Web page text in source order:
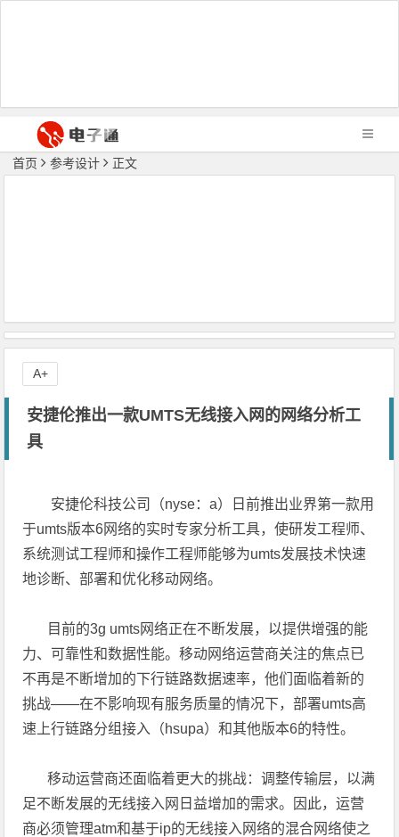
首页 参考设计 正文
安捷伦推出一款UMTS无线接入网的网络分析工
具
安捷伦科技公司（nyse：a）日前推出业界第一款用
于umts版本6网络的实时专家分析工具，使研发工程师、
系统测试工程师和操作工程师能够为umts发展技术快速
地诊断、部署和优化移动网络。
目前的3g umts网络正在不断发展，以提供增强的能
力、可靠性和数据性能。移动网络运营商关注的焦点已
不再是不断增加的下行链路数据速率，他们面临着新的
挑战――在不影响现有服务质量的情况下，部署umts高
速上行链路分组接入（hsupa）和其他版本6的特性。
移动运营商还面临着更大的挑战：调整传输层，以满
足不断发展的无线接入网日益增加的需求。因此，运营
商必须管理atm和基于ip的无线接入网络的混合网络使之
A+